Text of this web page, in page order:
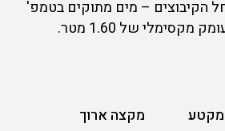
הקיבוצים – מים מתוקים בטמפ'
מקטע
מקצה ארוך